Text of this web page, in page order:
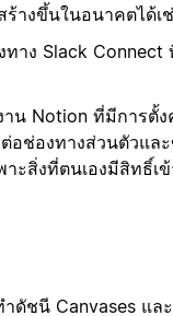
างขึ้นในอนาคตได้เ
ทาง Slack
Notion ที่มีการตั้ง
อช่องทางส่วนตัวแล
ะสิ่งที่ตนเองมีสิทธิ์เ
ดัชนี Canvases แล